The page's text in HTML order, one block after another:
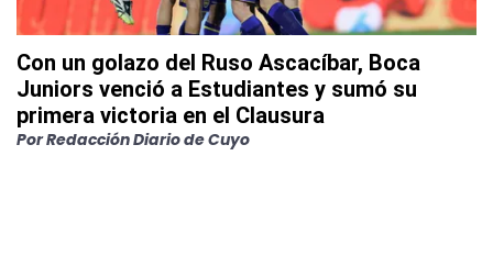
Con un golazo del Ruso Ascacíbar, Boca
Juniors venció a Estudiantes y sumó su
primera victoria en el Clausura
PorRedacción Diario de Cuyo